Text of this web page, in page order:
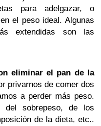
para adelgazar, o
el peso ideal. Algunas
extendidas son las
eliminar el pan de la
privarnos de comer dos
a perder más peso.
del sobrepeso, de los
de la dieta, etc..